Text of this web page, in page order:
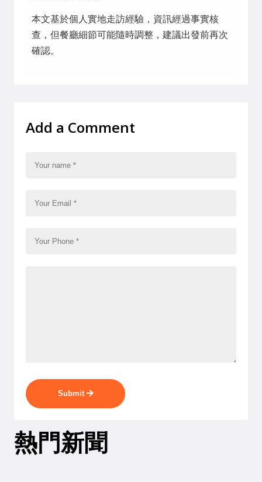
本文基於個人實地走訪經驗，資訊經過事實核
查，但餐廳細節可能隨時調整，建議出發前再次
確認。
Add a Comment
Submit
熱門新聞